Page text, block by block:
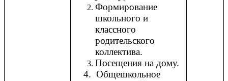
Формирование
школьного и
классного
родительского
коллектива.
Посещения на дому.
4. Общешкольное